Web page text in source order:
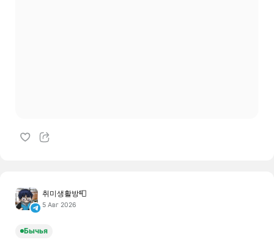
취미생활방📮
5 Авг 2026
Бычья